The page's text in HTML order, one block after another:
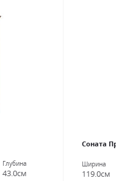
Глубина
43.0см
Соната
Ширина
119.0см